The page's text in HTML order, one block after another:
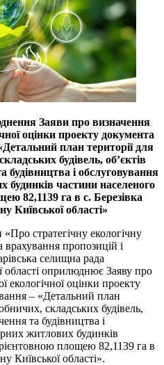
Заяви про визначення
оцінки проекту документа
план території для
будівель, об’єктів
будівництва і обслуговування
будинків частини населеного
82,1139 га в с. Березівка
Київської області»
стратегічну екологічну
пропозицій і
селищна рада
області оприлюднює Заяву про
екологічної оцінки проекту
– «Детальний план
складських будівель,
та будівництва і
житлових будинків
площею 82,1139 га в
Київської області».